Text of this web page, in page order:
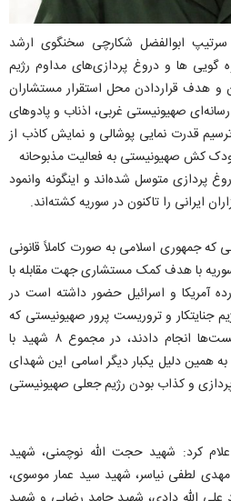
سرتیپ ابوالفضل شکارچی سخنگوی ارشد
گویی ها و دروغ پردازی‌های مداوم رژیم
و هدف قراردادن محل استقرار مستشاران
صهیونیستی غربی، اذناب و پادوهای
قدرت نمایی پوشالی و نمایش کاذب از
کش صهیونیستی به فعالیت مذبوحانه
پردازی متوسل شده‌اند و اینگونه وانمود
ایرانی را تاکنون در سوریه کشته‌اند.
درحالیکه در طول ۹ سالی که جمهوری اسلامی به صورت کاملاً قانونی
با هدف کمک مستشاری جهت مقابله با
آمریکا و اسرائیل حضور داشته است در
جنایتکار و تروریست پرور صهیونیستی که
در کمک و یاری رسانی به تروریست‌ها انجام دادند، در مجموع ۸ شهید با
همین دلیل یکبار دیگر اسامی این شهدای
پردازی و کذاب بودن رژیم جعلی صهیونیستی
کرد: شهید حجت الله نوچمنی، شهید
لطفی نیاسر، شهید سید عمار موسوی،